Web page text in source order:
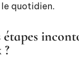
quotidien.
étapes